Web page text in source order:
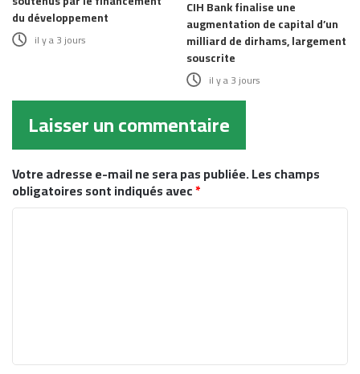
du développement
il y a 3 jours
CIH Bank finalise une
augmentation de capital d’un
milliard de dirhams, largement
souscrite
il y a 3 jours
Laisser un commentaire
Votre adresse e-mail ne sera pas publiée.Les champs
obligatoires sont indiqués avec*
t